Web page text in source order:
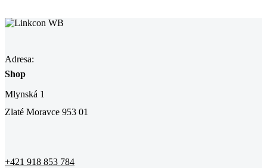
Adresa:
Shop
Mlynská 1
Zlaté Moravce 953 01
+421 918 853 784